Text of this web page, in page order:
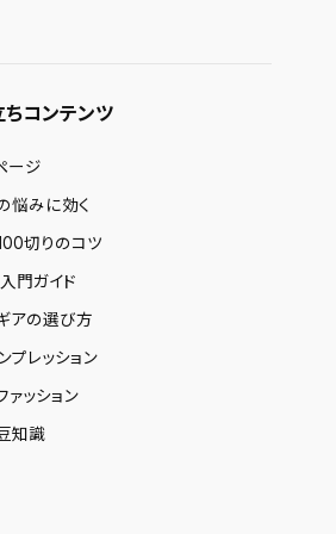
ちコンテンツ
ージ
悩みに効く
切りのコツ
門ガイド
アの選び方
プレッション
ァッション
知識